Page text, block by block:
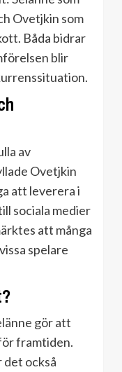
Ovetjkin som
Båda bidrar
blir
av
Ovetjkin
att leverera i
sociala medier
att många
spelare
gör att
framtiden.
det också